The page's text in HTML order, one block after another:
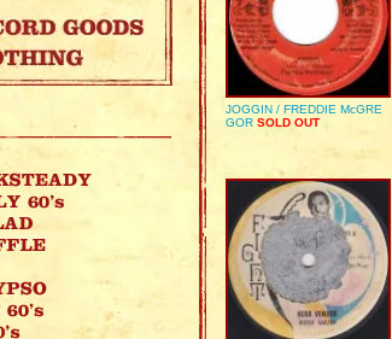
JOGGIN / FREDDIE McGRE
GOR SOLD OUT